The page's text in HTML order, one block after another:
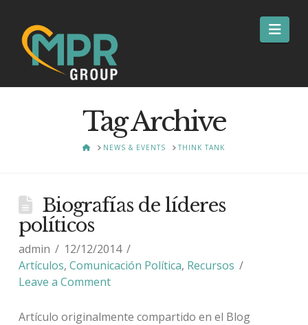
Tag Archive
HOMENEWS & EVENTS THINK TANK
Biografías de líderes
políticos
admin
12/12/2014
Artículos, Comunicación Política, Recursos
Leave a Comment
Artículo originalmente compartido en el Blog